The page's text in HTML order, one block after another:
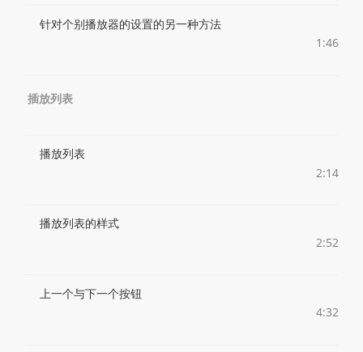
针对个别播放器的设置的另一种方法
1:46
插放列表
播放列表
2:14
播放列表的样式
2:52
上一个与下一个按钮
4:32